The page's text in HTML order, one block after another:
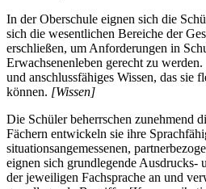
In der Oberschule eignen sich die
sich die wesentlichen Bereiche der
erschließen, um Anforderungen in
Erwachsenenleben gerecht zu
und anschlussfähiges Wissen, das sie
können. [Wissen]
Die Schüler beherrschen zunehmend
Fächern entwickeln sie ihre
situationsangemessenen,
eignen sich grundlegende Ausdrucks-
der jeweiligen Fachsprache an und